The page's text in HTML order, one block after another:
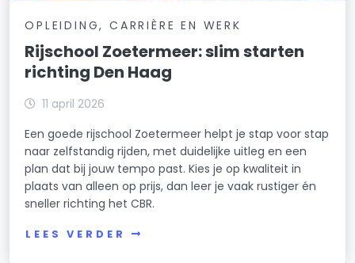
OPLEIDING, CARRIÈRE EN WERK
Rijschool Zoetermeer: slim starten
richting Den Haag
11 april 2026
Een goede rijschool Zoetermeer helpt je stap voor stap
naar zelfstandig rijden, met duidelijke uitleg en een
plan dat bij jouw tempo past. Kies je op kwaliteit in
plaats van alleen op prijs, dan leer je vaak rustiger én
sneller richting het CBR.
LEES VERDER